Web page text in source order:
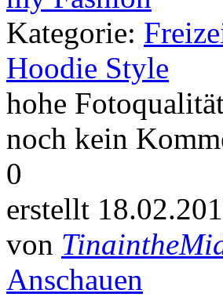
Kategorie:
Hoodie Style
hohe
noch kein
0
erstellt
von
Anschauen